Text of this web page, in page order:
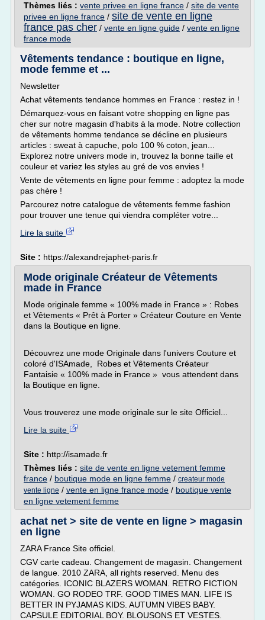
Thèmes liés : vente privee en ligne france / site de vente
privee en ligne france / site de vente en ligne
france pas cher / vente en ligne guide / vente en ligne
france mode
Vêtements tendance : boutique en ligne,
mode femme et ...
Newsletter
Achat vêtements tendance hommes en France : restez in !
Démarquez-vous en faisant votre shopping en ligne pas
cher sur notre magasin d'habits à la mode. Notre collection
de vêtements homme tendance se décline en plusieurs
articles : sweat à capuche, polo 100 % coton, jean...
Explorez notre univers mode in, trouvez la bonne taille et
couleur et variez les styles au gré de vos envies !
Vente de vêtements en ligne pour femme : adoptez la mode
pas chère !
Parcourez notre catalogue de vêtements femme fashion
pour trouver une tenue qui viendra compléter votre...
Lire la suite
Site : https://alexandrejaphet-paris.fr
Mode originale Créateur de Vêtements
made in France
Mode originale femme « 100% made in France » : Robes
et Vêtements « Prêt à Porter » Créateur Couture en Vente
dans la Boutique en ligne.
Découvrez une mode Originale dans l'univers Couture et
coloré d'ISAmade, Robes et Vêtements Créateur
Fantaisie « 100% made in France » vous attendent dans
la Boutique en ligne.
Vous trouverez une mode originale sur le site Officiel...
Lire la suite
Site : http://isamade.fr
Thèmes liés : site de vente en ligne vetement femme
france / boutique mode en ligne femme / createur mode
vente ligne / vente en ligne france mode / boutique vente
en ligne vetement femme
achat net > site de vente en ligne > magasin
en ligne
ZARA France Site officiel.
CGV carte cadeau. Changement de magasin. Changement
de langue. 2010 ZARA, all rights reserved. Menu des
catégories. ICONIC BLAZERS WOMAN. RETRO FICTION
WOMAN. GO RODEO TRF. GOOD TIMES MAN. LIFE IS
BETTER IN PYJAMAS KIDS. AUTUMN VIBES BABY.
CAPSULE EDITORIAL BOY. BLOUSONS ET VESTES.